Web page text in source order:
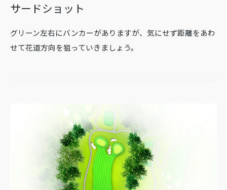
サードショット
グリーン左右にバンカーがありますが、気にせず距離をあわ
せて花道方向を狙っていきましょう。